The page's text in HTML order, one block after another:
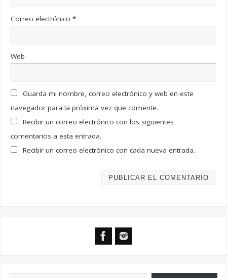
Correo electrónico*
Web
Guarda mi nombre, correo electrónico y web en este
navegador para la próxima vez que comente.
Recibir un correo electrónico con los siguientes
comentarios a esta entrada.
Recibir un correo electrónico con cada nueva entrada.